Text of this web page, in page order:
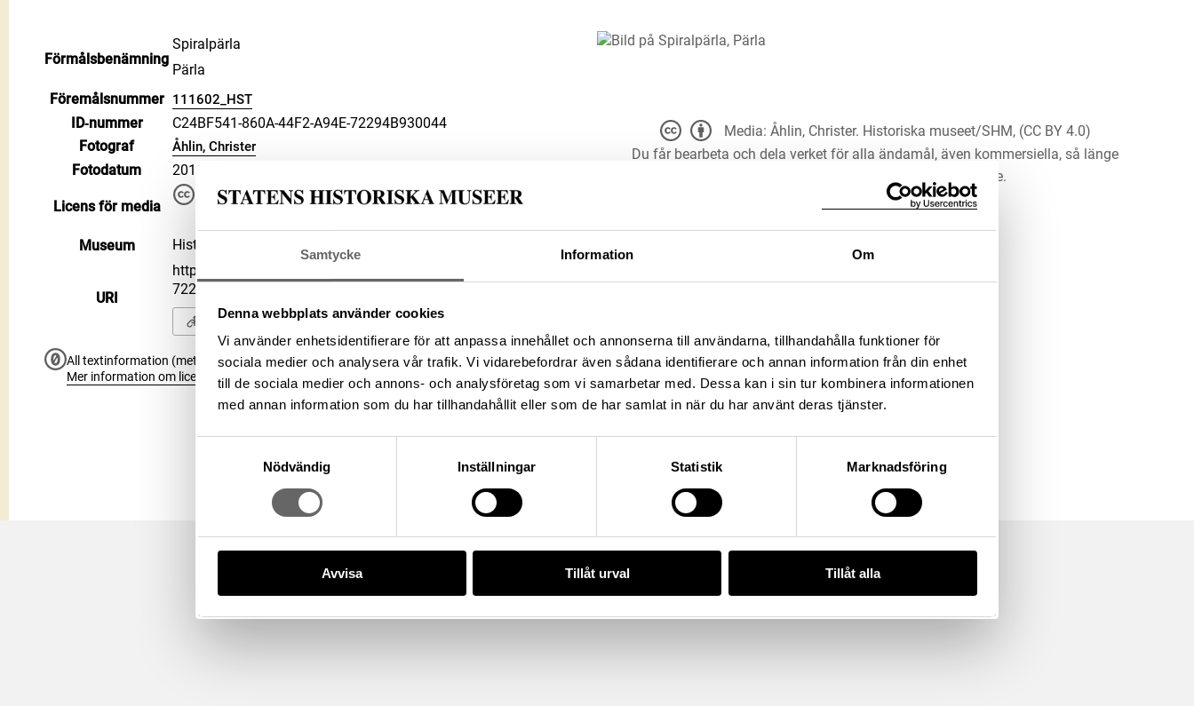
Samtycke Information Om
Denna webbplats använder cookies
Vi använder enhetsidentifierare för att anpassa innehållet och annonserna till användarna, tillhandahålla funktioner för
sociala medier och analysera vår trafik. Vi vidarebefordrar även sådana identifierare och annan information från din enhet
till de sociala medier och annons- och analysföretag som vi samarbetar med. Dessa kan i sin tur kombinera informationen
med annan information som du har tillhandahållit eller som de har samlat in när du har använt deras tjänster.
Nödvändig
Inställningar Statistik Marknadsföring
Avvisa Tillåt urval Tillåt alla
Förmålsbenämning
Spiralpärla
Pärla
Föremålsnummer 111602_HST
ID‑nummer
C24BF541-860A-44F2-A94E-72294B930044
Fotograf
Åhlin, Christer
Fotodatum 2011-10-19
Licens för media
Du får bearbeta och dela verket för alla ändamål, även
kommersiella, så länge du anger upphovsperson och licensgivare.
Museum Historiska museet
URI
https://samlingar.shm.se/media/C24BF541-860A-44F2-A94E-
72294B930044
Kopiera URI
All textinformation (metadata) på denna sida är fri att använda enligt licensen CC0.
Mer information om licenser hos Statens historiska museer.
Media: Åhlin, Christer. Historiska museet/SHM, (CC BY 4.0)
Du får bearbeta och dela verket för alla ändamål, även kommersiella, så länge
du anger upphovsperson och licensgivare.
LADDA NER MEDIA